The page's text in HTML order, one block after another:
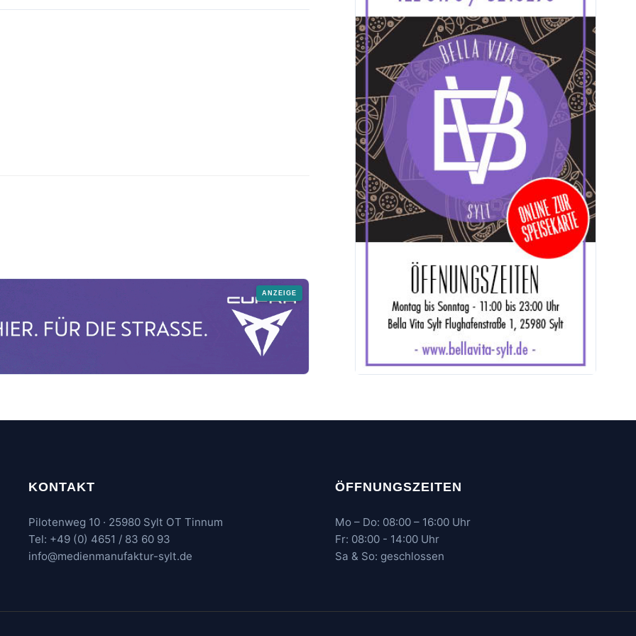
KONTAKT
Pilotenweg 10 · 25980 Sylt OT Tinnum
Tel: +49 (0) 4651 / 83 60 93
info@medienmanufaktur-sylt.de
ÖFFNUNGSZEITEN
Mo – Do: 08:00 – 16:00 Uhr
Fr: 08:00 - 14:00 Uhr
Sa & So: geschlossen